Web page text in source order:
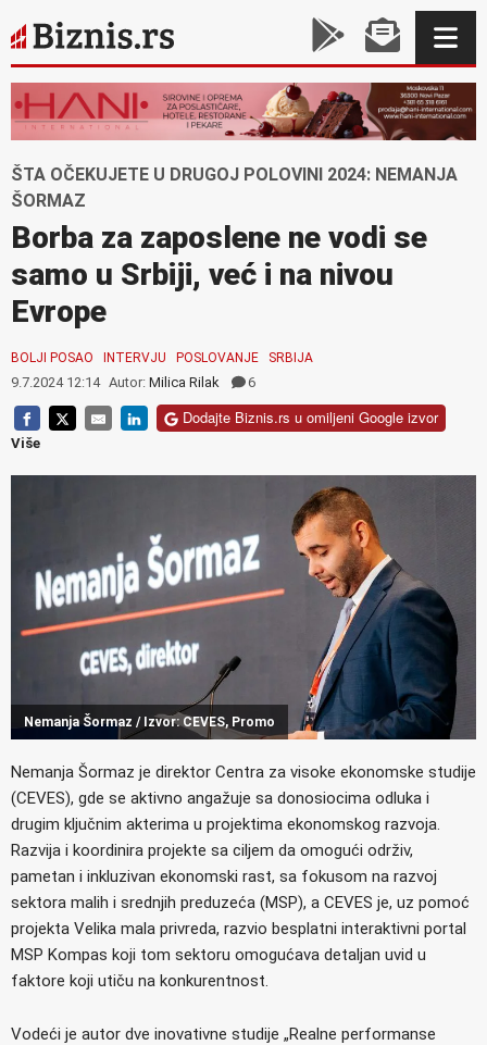
ŠTA OČEKUJETE U DRUGOJ POLOVINI 2024: NEMANJA
ŠORMAZ
Borba za zaposlene ne vodi se
samo u Srbiji, već i na nivou
Evrope
BOLJI POSAO INTERVJU POSLOVANJE SRBIJA
9.7.2024 12:14 Autor: Milica Rilak 6
Dodajte Biznis.rs u omiljeni Google izvor
Više
Nemanja Šormaz / Izvor: CEVES, Promo
Nemanja Šormaz je direktor Centra za visoke ekonomske studije
(CEVES), gde se aktivno angažuje sa donosiocima odluka i
drugim ključnim akterima u projektima ekonomskog razvoja.
Razvija i koordinira projekte sa ciljem da omogući održiv,
pametan i inkluzivan ekonomski rast, sa fokusom na razvoj
sektora malih i srednjih preduzeća (MSP), a CEVES je, uz pomoć
projekta Velika mala privreda, razvio besplatni interaktivni portal
MSP Kompas koji tom sektoru omogućava detaljan uvid u
faktore koji utiču na konkurentnost.
Vodeći je autor dve inovativne studije „Realne performanse